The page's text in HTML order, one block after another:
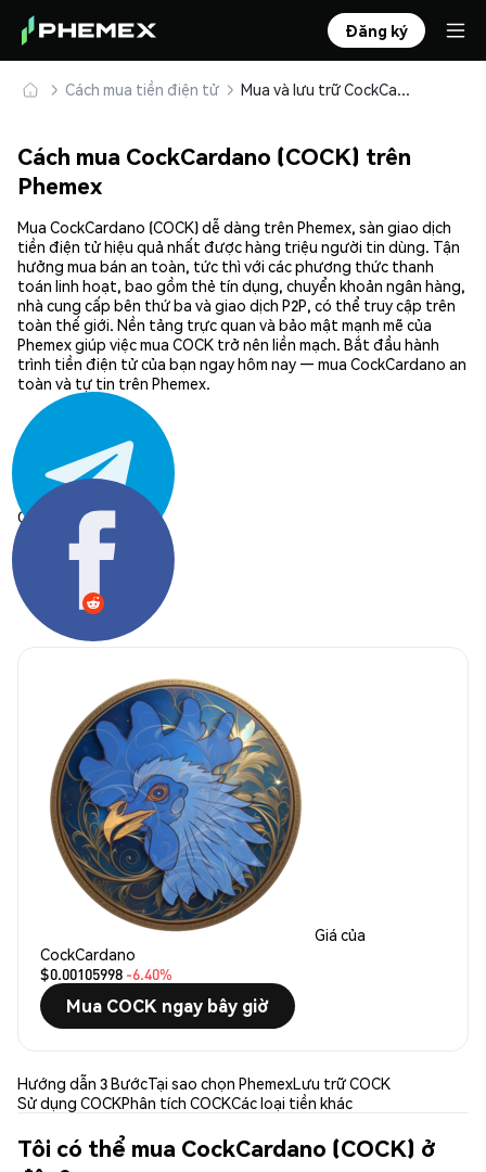
Đăng ký
Cách mua tiền điện tử Mua và lưu trữ CockCardano (COCK) an toàn
Cách mua CockCardano (COCK) trên
Phemex
Mua CockCardano (COCK) dễ dàng trên Phemex, sàn giao dịch
tiền điện tử hiệu quả nhất được hàng triệu người tin dùng. Tận
hưởng mua bán an toàn, tức thì với các phương thức thanh
toán linh hoạt, bao gồm thẻ tín dụng, chuyển khoản ngân hàng,
nhà cung cấp bên thứ ba và giao dịch P2P, có thể truy cập trên
toàn thế giới. Nền tảng trực quan và bảo mật mạnh mẽ của
Phemex giúp việc mua COCK trở nên liền mạch. Bắt đầu hành
trình tiền điện tử của bạn ngay hôm nay — mua CockCardano an
toàn và tự tin trên Phemex.
Chia sẻ:
Giá của
CockCardano
$0.00105998 -6.40%
Mua COCK ngay bây giờ
Hướng dẫn 3 BướcTại sao chọn PhemexLưu trữ COCK
Sử dụng COCKPhân tích COCKCác loại tiền khác
Tôi có thể mua CockCardano (COCK) ở